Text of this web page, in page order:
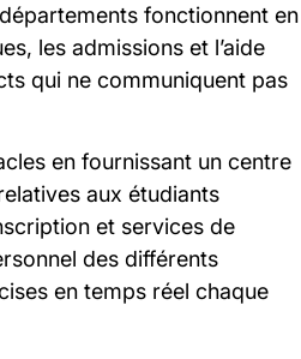
fonctionnent en
les admissions et l’aide
qui ne communiquent pas
en fournissant un centre
aux étudiants
et services de
des différents
en temps réel chaque